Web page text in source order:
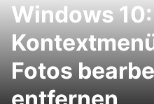
Windows 10:
Fotos